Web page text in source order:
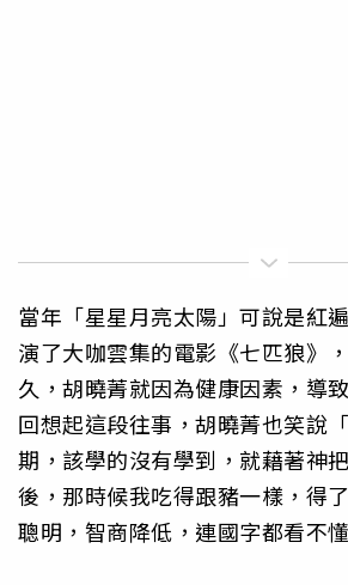
當年「星星月亮太陽」可說是紅
演了大咖雲集的電影《七匹狼》
久，胡曉菁就因為健康因素，導
回想起這段往事，胡曉菁也笑說
期，該學的沒有學到，就藉著神
後，那時候我吃得跟豬一樣，得
聰明，智商降低，連國字都看不